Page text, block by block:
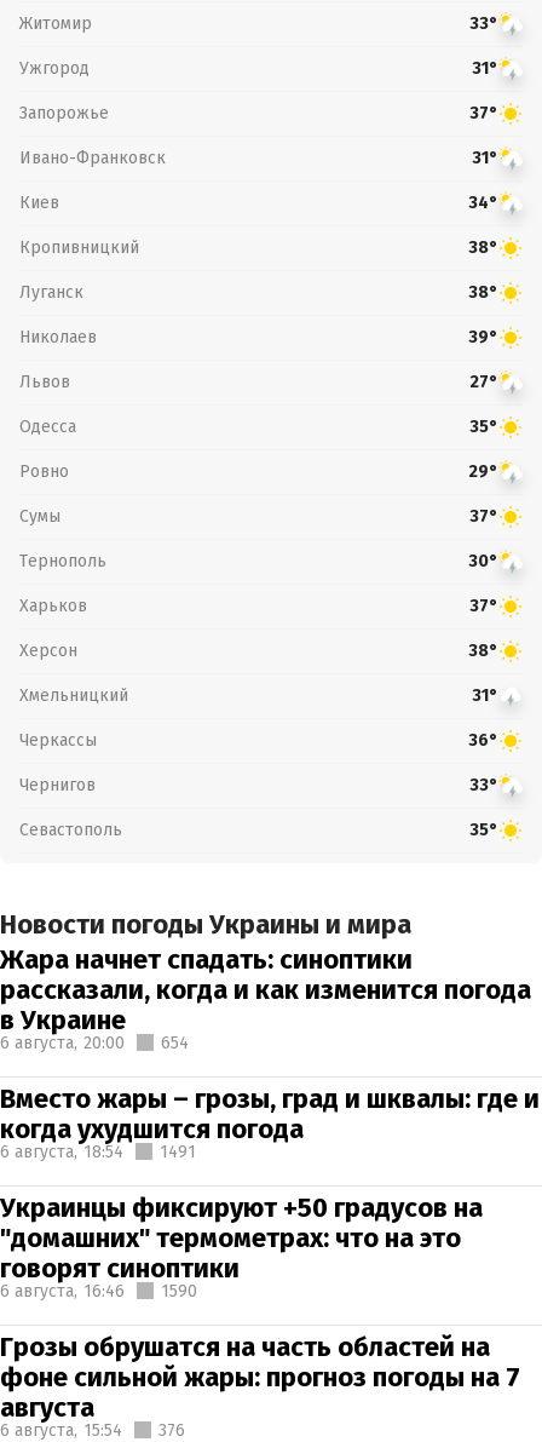
Житомир 33°
Ужгород 31°
Запорожье 37°
Ивано-Франковск 31°
Киев 34°
Кропивницкий 38°
Луганск 38°
Николаев 39°
Львов 27°
Одесса 35°
Ровно 29°
Сумы 37°
Тернополь 30°
Харьков 37°
Херсон 38°
Хмельницкий 31°
Черкассы 36°
Чернигов 33°
Севастополь 35°
Новости погоды Украины и мира
Жара начнет спадать: синоптики
рассказали, когда и как изменится погода
в Украине
6 августа, 20:00 654
Вместо жары – грозы, град и шквалы: где и
когда ухудшится погода
6 августа, 18:54 1491
Украинцы фиксируют +50 градусов на
"домашних" термометрах: что на это
говорят синоптики
6 августа, 16:46 1590
Грозы обрушатся на часть областей на
фоне сильной жары: прогноз погоды на 7
августа
6 августа, 15:54 376